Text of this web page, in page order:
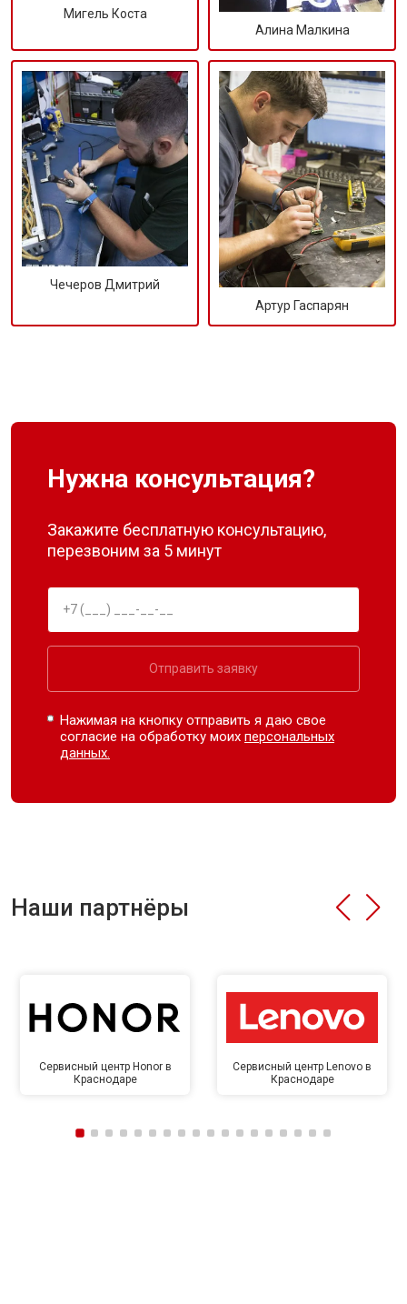
Мигель Коста
Алина Малкина
Чечеров Дмитрий
Артур Гаспарян
Нужна консультация?
Закажите бесплатную консультацию,
перезвоним за 5 минут
Отправить заявку
Нажимая на кнопку отправить я даю свое
согласие на обработку моихперсональных
данных.
Наши партнёры
Сервисный центр Honor в
Краснодаре
Сервисный центр Lenovo в
Краснодаре